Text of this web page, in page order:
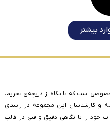
بیشتر
است که با نگاه از دریچه‌ی تحریم،
و کارشناسان این مجموعه در راستای
خود را با نگاهی دقیق و فنی در قالب